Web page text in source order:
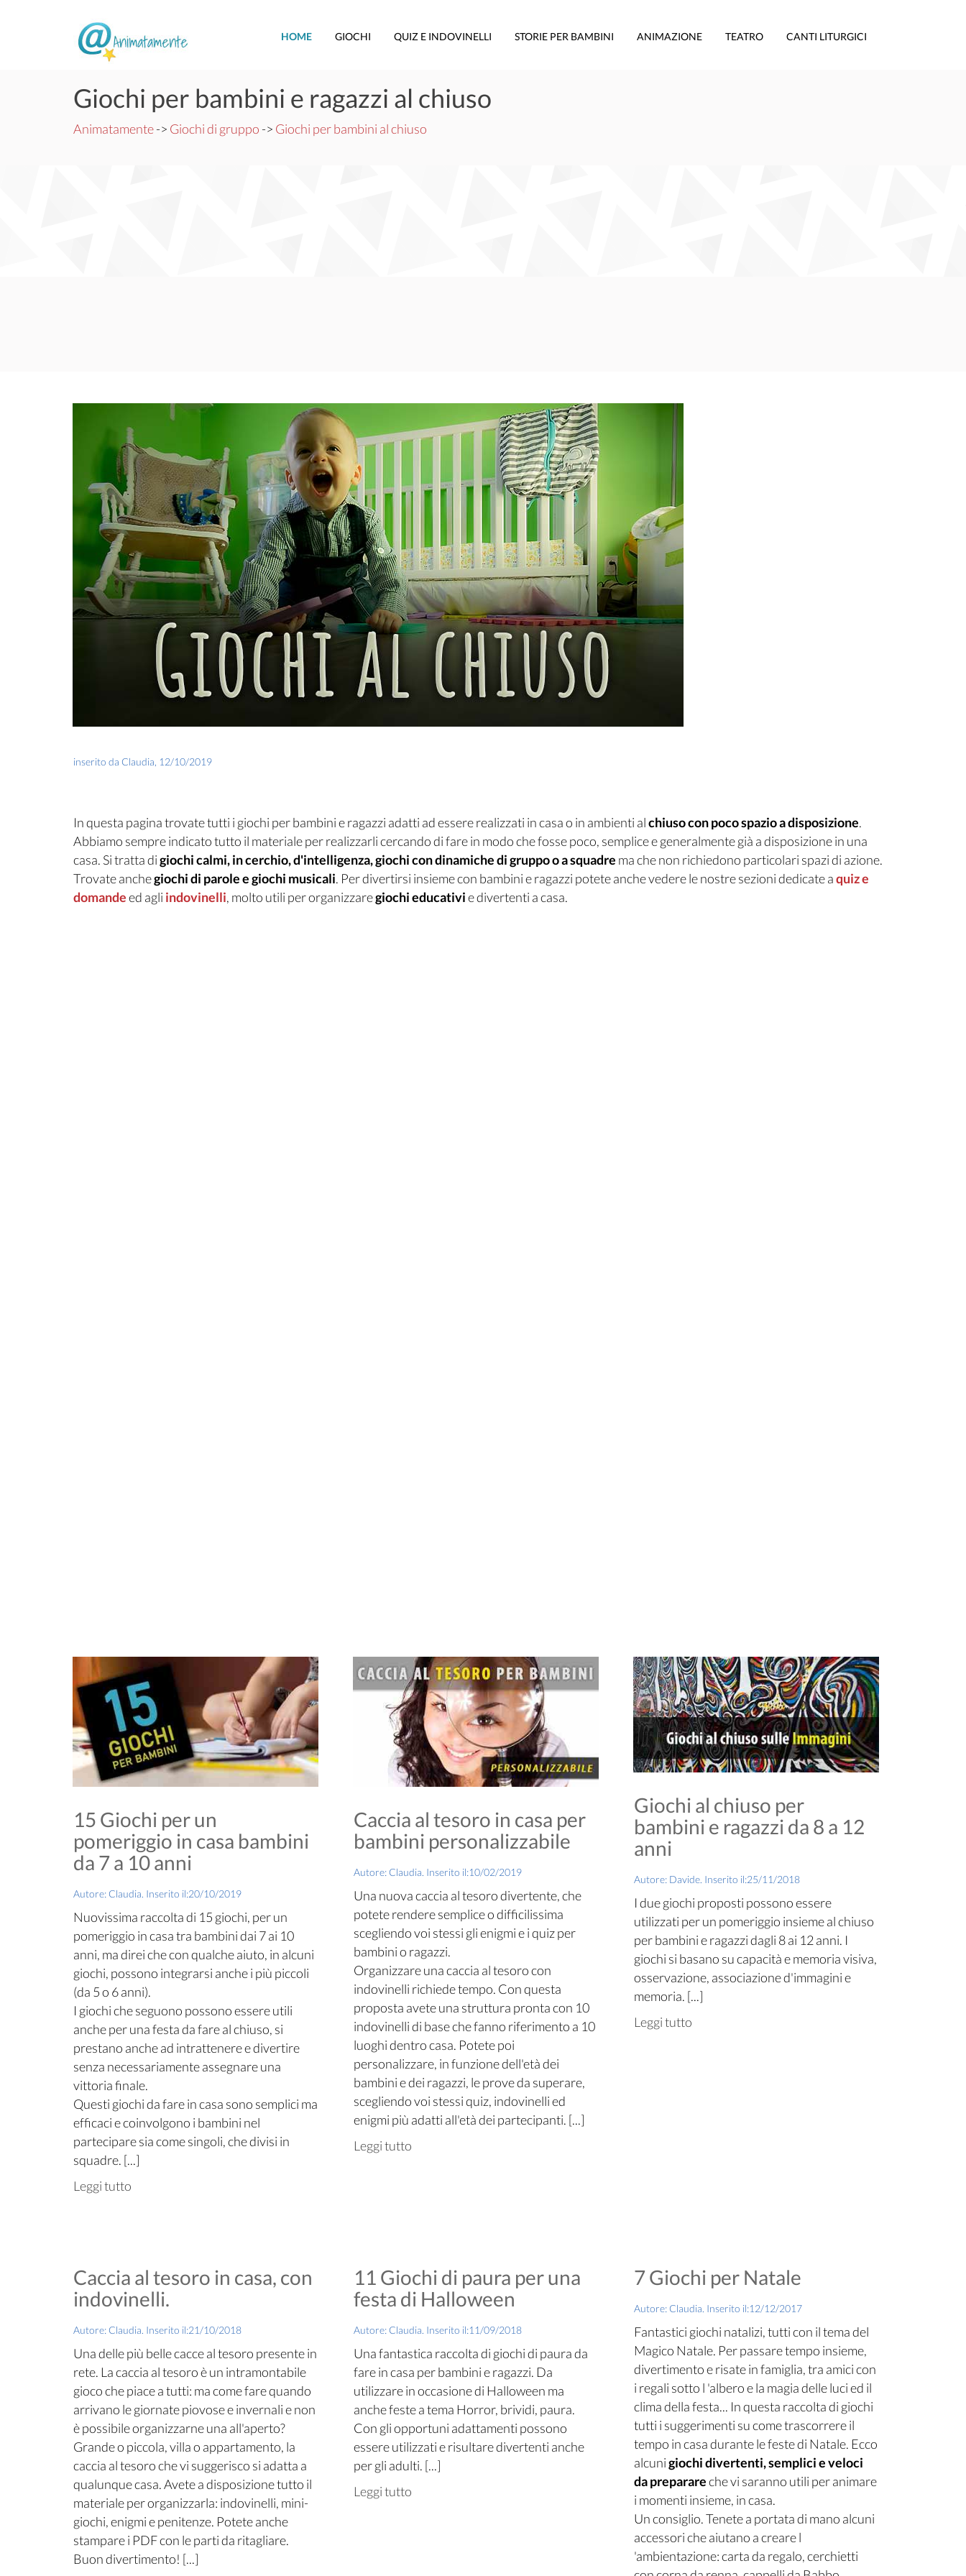
HOME GIOCHI QUIZ E INDOVINELLI STORIE PER BAMBINI ANIMAZIONE TEATRO CANTI LITURGICI
Giochi per bambini e ragazzi al chiuso
Animatamente-> Giochi di gruppo -> Giochi per bambini al chiuso
inserito da Claudia 12/10/2019
In questa pagina trovate tutti i giochi per bambini e ragazzi adatti ad essere realizzati in casa o in ambienti alchiuso con poco spazio a disposizione.
Abbiamo sempre indicato tutto il materiale per realizzarli cercando di fare in modo che fosse poco, semplice e generalmente già a disposizione in una
casa. Si tratta digiochi calmi, in cerchio, d'intelligenza, giochi con dinamiche di gruppo o a squadre ma che non richiedono particolari spazi di azione.
Trovate anchegiochi di parole e giochi musicali. Per divertirsi insieme con bambini e ragazzi potete anche vedere le nostre sezioni dedicate aquiz e
domandeed agli indovinelli, molto utili per organizzaregiochi educativie divertenti a casa.
15 Giochi per un
pomeriggio in casa bambini
da 7 a 10 anni
Autore: Claudia. Inserito il:20/10/2019
Nuovissima raccolta di 15 giochi, per un
pomeriggio in casa tra bambini dai 7 ai 10
anni, ma direi che con qualche aiuto, in alcuni
giochi, possono integrarsi anche i più piccoli
(da 5 o 6 anni).
I giochi che seguono possono essere utili
anche per una festa da fare al chiuso, si
prestano anche ad intrattenere e divertire
senza necessariamente assegnare una
vittoria finale.
Questi giochi da fare in casa sono semplici ma
efficaci e coinvolgono i bambini nel
partecipare sia come singoli, che divisi in
squadre. [...]
Leggi tutto
Caccia al tesoro in casa per
bambini personalizzabile
Autore: Claudia. Inserito il:10/02/2019
Una nuova caccia al tesoro divertente, che
potete rendere semplice o difficilissima
scegliendo voi stessi gli enigmi e i quiz per
bambini o ragazzi.
Organizzare una caccia al tesoro con
indovinelli richiede tempo. Con questa
proposta avete una struttura pronta con 10
indovinelli di base che fanno riferimento a 10
luoghi dentro casa. Potete poi
personalizzare, in funzione dell'età dei
bambini e dei ragazzi, le prove da superare,
scegliendo voi stessi quiz, indovinelli ed
enigmi più adatti all'età dei partecipanti. [...]
Leggi tutto
Giochi al chiuso per
bambini e ragazzi da 8 a 12
anni
Autore: Davide. Inserito il:25/11/2018
I due giochi proposti possono essere
utilizzati per un pomeriggio insieme al chiuso
per bambini e ragazzi dagli 8 ai 12 anni. I
giochi si basano su capacità e memoria visiva,
osservazione, associazione d'immagini e
memoria. [...]
Leggi tutto
Caccia al tesoro in casa, con
indovinelli.
Autore: Claudia. Inserito il:21/10/2018
Una delle più belle cacce al tesoro presente in
rete. La caccia al tesoro è un intramontabile
gioco che piace a tutti: ma come fare quando
arrivano le giornate piovose e invernali e non
è possibile organizzarne una all'aperto?
Grande o piccola, villa o appartamento, la
caccia al tesoro che vi suggerisco si adatta a
qualunque casa. Avete a disposizione tutto il
materiale per organizzarla: indovinelli, mini-
giochi, enigmi e penitenze. Potete anche
stampare i PDF con le parti da ritagliare.
Buon divertimento! [...]
11 Giochi di paura per una
festa di Halloween
Autore: Claudia. Inserito il:11/09/2018
Una fantastica raccolta di giochi di paura da
fare in casa per bambini e ragazzi. Da
utilizzare in occasione di Halloween ma
anche feste a tema Horror, brividi, paura.
Con gli opportuni adattamenti possono
essere utilizzati e risultare divertenti anche
per gli adulti. [...]
Leggi tutto
7 Giochi per Natale
Autore: Claudia. Inserito il:12/12/2017
Fantastici giochi natalizi, tutti con il tema del
Magico Natale. Per passare tempo insieme,
divertimento e risate in famiglia, tra amici con
i regali sotto l 'albero e la magia delle luci ed il
clima della festa... In questa raccolta di giochi
tutti i suggerimenti su come trascorrere il
tempo in casa durante le feste di Natale. Ecco
alcunigiochi divertenti, semplici e veloci
da preparareche vi saranno utili per animare
i momenti insieme, in casa.
Un consiglio. Tenete a portata di mano alcuni
accessori che aiutano a creare l
'ambientazione: carta da regalo, cerchietti